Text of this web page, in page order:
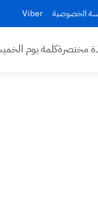
الخصوصية Viber
مختصرةكلمة يوم